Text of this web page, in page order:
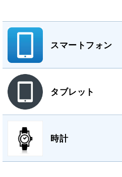
スマートフォン
タブレット
時計